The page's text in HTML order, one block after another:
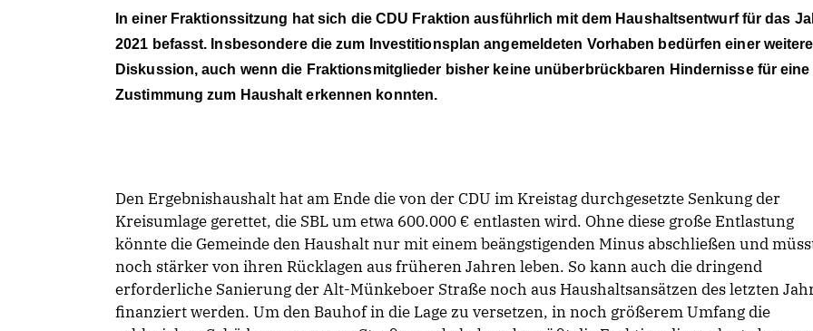
In einer Fraktionssitzung hat sich die CDU Fraktion ausführlich mit dem Haushaltsentwurf für das
2021 befasst. Insbesondere die zum Investitionsplan angemeldeten Vorhaben bedürfen einer
Diskussion, auch wenn die Fraktionsmitglieder bisher keine unüberbrückbaren Hindernisse für eine
Zustimmung zum Haushalt erkennen konnten.
Den Ergebnishaushalt hat am Ende die von der CDU im Kreistag durchgesetzte Senkung der
Kreisumlage gerettet, die SBL um etwa 600.000 € entlasten wird. Ohne diese große Entlastung
könnte die Gemeinde den Haushalt nur mit einem beängstigenden Minus abschließen und
noch stärker von ihren Rücklagen aus früheren Jahren leben. So kann auch die dringend
erforderliche Sanierung der Alt-Münkeboer Straße noch aus Haushaltsansätzen des letzten
finanziert werden. Um den Bauhof in die Lage zu versetzen, in noch größerem Umfang die